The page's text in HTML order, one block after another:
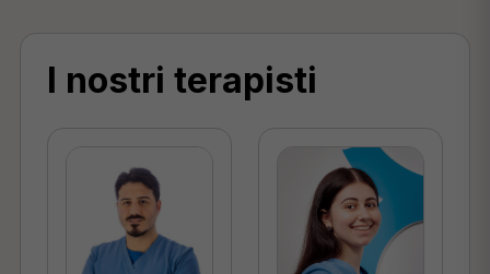
I nostri terapisti